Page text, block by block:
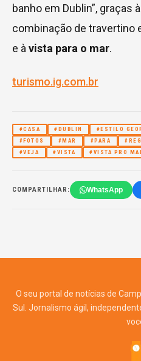
banho em Dublin”, graças à
combinação de travertino
e à vista para o mar.
turismo.ig.com.br
#CASA #DUBLIN
#ESTILO
#FOTOS
#MAR #PARA
#VEJA
#VISTA #VISTA PRO
COMPARTILHAR: WhatsApp
O seu portal de notícias de
Sul. Jornalismo ágil,